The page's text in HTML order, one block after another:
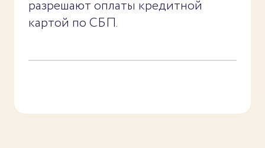
разрешают оплаты кредитной
картой по СБП.